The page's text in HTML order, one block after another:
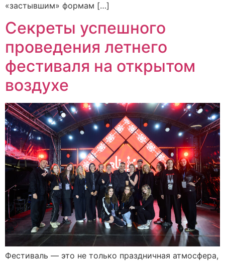
«застывшим» формам […]
Секреты успешного
проведения летнего
фестиваля на открытом
воздухе
Фестиваль — это не только праздничная атмосфера,